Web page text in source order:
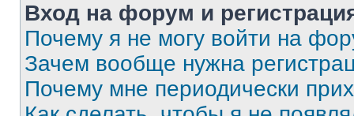
Вход на форум и
Почему я не могу войти на
Зачем вообще нужна
Почему мне периодически